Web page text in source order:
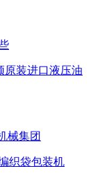
原装进口液压油
械集团
织袋包装机